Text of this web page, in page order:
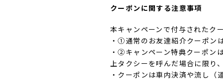
クーポンに関する注意事項
本キャンペーンで付与されたク
・①通常のお友達紹介クーポン
・②キャンペーン特典クーポン
上タクシーを呼んだ場合に限り
・クーポンは車内決済や流し（